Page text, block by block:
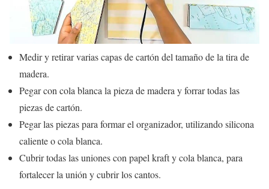
Medir y retirar varias capas de cartón del tamaño de la tira de
madera.
Pegar con cola blanca la pieza de madera y forrar todas las
piezas de cartón.
Pegar las piezas para formar el organizador, utilizando silicona
caliente o cola blanca.
Cubrir todas las uniones con papel kraft y cola blanca, para
fortalecer la unión y cubrir los cantos.